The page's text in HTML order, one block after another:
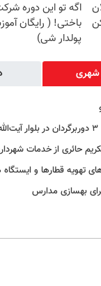
اگه تو این دوره
باختی! ( رایگان
پولدار شی)
شهری
حائری از خدمات
تهویه قطارها و